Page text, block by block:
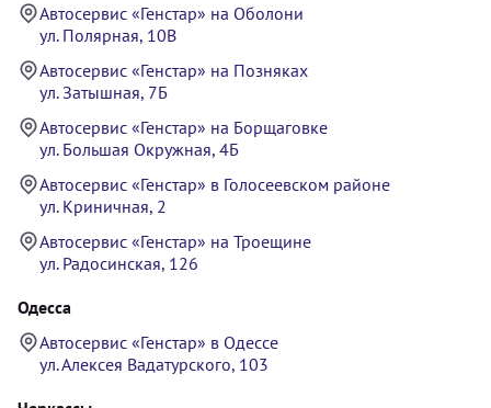
Автосервис «Генстар» на Оболони
ул. Полярная, 10В
Автосервис «Генстар» на Позняках
ул. Затышная, 7Б
Автосервис «Генстар» на Борщаговке
ул. Большая Окружная, 4Б
Автосервис «Генстар» в Голосеевском районе
ул. Криничная, 2
Автосервис «Генстар» на Троещине
ул. Радосинская, 126
Одесса
Автосервис «Генстар» в Одессе
ул. Алексея Вадатурского, 103